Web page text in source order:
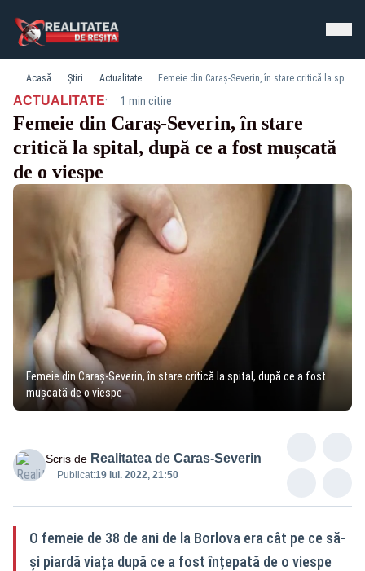
Acasă Știri Actualitate Femeie din Caraș-Severin, în stare critică la spital, după ce a fost mușcată de o viespe
ACTUALITATE· 1 min citire
Femeie din Caraș-Severin, în stare
critică la spital, după ce a fost mușcată
de o viespe
Femeie din Caraș-Severin, în stare critică la spital, după ce a fost
mușcată de o viespe
Scris de Realitatea de Caras-Severin
Publicat:19 iul. 2022, 21:50
O femeie de 38 de ani de la Borlova era cât pe ce să-
și piardă viața după ce a fost înțepată de o viespe